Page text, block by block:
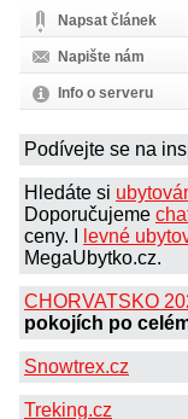
Napsat článek
Napište nám
Info o serveru
Podívejte se na
Hledáte si
Doporučujeme
ceny. I
levné
MegaUbytko.cz.
CHORVATSKO
pokojích po
Snowtrex.cz
Treking.cz